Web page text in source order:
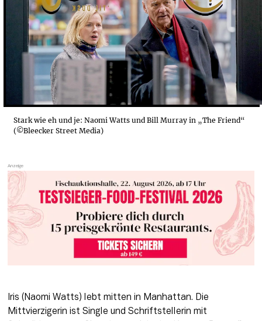
Stark wie eh und je: Naomi Watts und Bill Murray in „The Friend“
(©Bleecker Street Media)
Iris (Naomi Watts) lebt mitten in Manhattan. Die
Mittvierzigerin ist Single und Schriftstellerin mit